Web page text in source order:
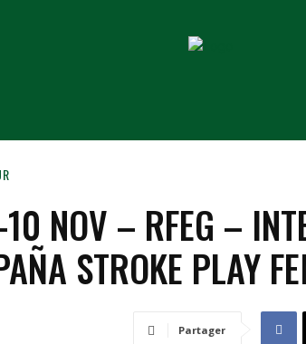
NOV – RFEG –
STROKE PLAY​
Partager